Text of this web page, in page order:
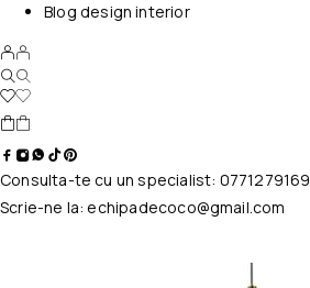
Blog design interior
Consulta-te cu un specialist: 0771279169
Scrie-ne la:echipadecoco@gmail.com